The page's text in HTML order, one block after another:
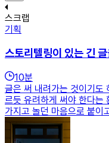
스크랩
기획
스토리텔링이 있는 긴
10분
글은 써 내려가는 것이기도
르듯 유려하게 써야 한다는
가지고 놀던 마음으로 붙이